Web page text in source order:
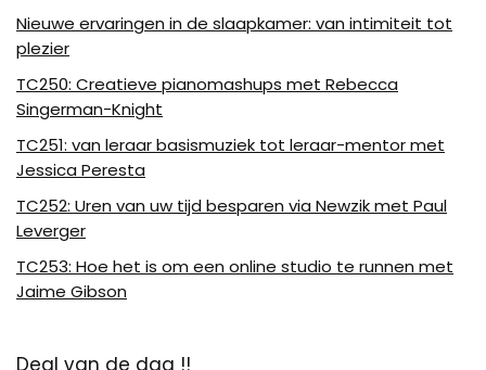
Nieuwe ervaringen in de slaapkamer: van intimiteit tot
plezier
TC250: Creatieve pianomashups met Rebecca
Singerman-Knight
TC251: van leraar basismuziek tot leraar-mentor met
Jessica Peresta
TC252: Uren van uw tijd besparen via Newzik met Paul
Leverger
TC253: Hoe het is om een ​​online studio te runnen met
Jaime Gibson